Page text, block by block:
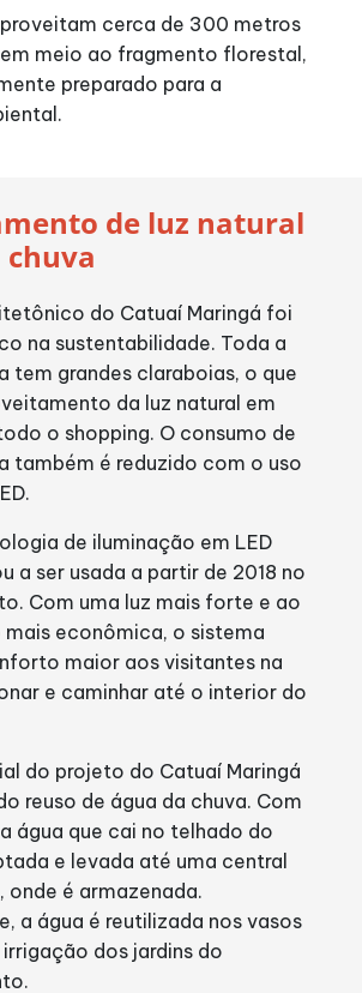
cerca de 300 metros
meio ao fragmento florestal,
preparado para a
de luz natural
chuva
do Catuaí Maringá foi
na sustentabilidade. Toda a
tem grandes claraboias, o que
da luz natural em
o shopping. O consumo de
também é reduzido com o uso
de iluminação em LED
a ser usada a partir de 2018 no
Com uma luz mais forte e ao
econômica, o sistema
maior aos visitantes na
e caminhar até o interior do
do projeto do Catuaí Maringá
reuso de água da chuva. Com
água que cai no telhado do
e levada até uma central
é armazenada.
a água é reutilizada nos vasos
dos jardins do